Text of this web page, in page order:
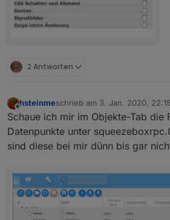
2 Antworten
Offline
hsteinmeschrieb am 3. Jan. 2020, 22:15
zuletzt editiert von hsteinme
Schaue ich mir im Objekte-Tab die
Datenpunkte unter
sind diese bei mir dünn bis gar